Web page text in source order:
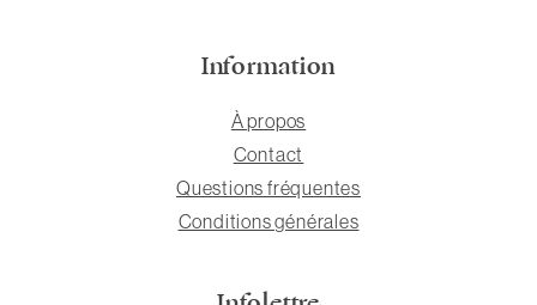
Information
À propos
Contact
Questions fréquentes
Conditions générales